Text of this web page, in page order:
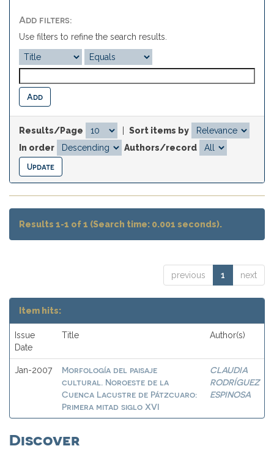
Add filters:
Use filters to refine the search results.
Results/Page
Sort items by
In order
Authors/record
Results 1-1 of 1 (Search time: 0.001 seconds).
previous 1 next
Item hits:
Issue
Date
Title Author(s)
Jan-2007
Morfología del paisaje
cultural. Noroeste de la
Cuenca Lacustre de Pátzcuaro:
Primera mitad siglo XVI
CLAUDIA
RODRÍGUEZ
ESPINOSA
Discover